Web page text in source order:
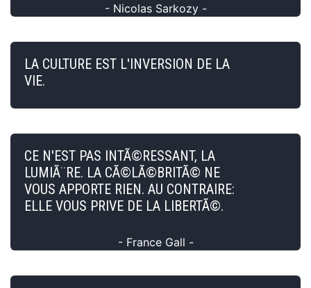
- Nicolas Sarkozy -
LA CULTURE EST L'INVERSION DE LA
VIE.
CE N'EST PAS INTÃ©RESSANT, LA
LUMIÃ¨RE. LA CÃ©LÃ©BRITÃ© NE
VOUS APPORTE RIEN. AU CONTRAIRE:
ELLE VOUS PRIVE DE LA LIBERTÃ©.
- France Gall -